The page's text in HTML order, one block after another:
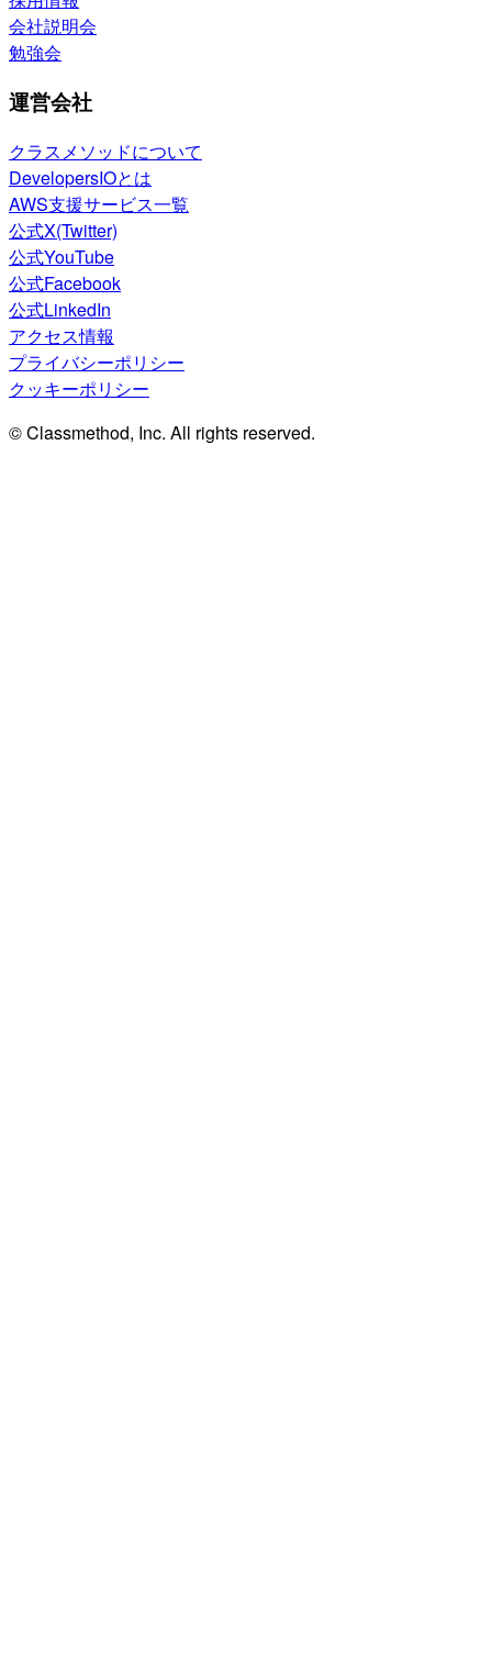
会社説明会
勉強会
運営会社
クラスメソッドについて
DevelopersIOとは
AWS支援サービス一覧
公式X(Twitter)
公式YouTube
公式Facebook
公式LinkedIn
アクセス情報
プライバシーポリシー
クッキーポリシー
© Classmethod, Inc. All rights reserved.